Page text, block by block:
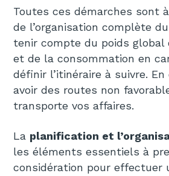
Toutes ces démarches sont
de l’organisation complète
tenir compte du poids global
et de la consommation en
définir l’itinéraire à suivre.
avoir des routes non
transporte vos affaires.
La planification et
les éléments essentiels à
considération pour effectuer